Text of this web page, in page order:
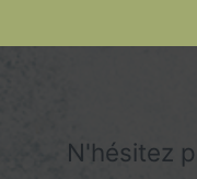
N'hésitez